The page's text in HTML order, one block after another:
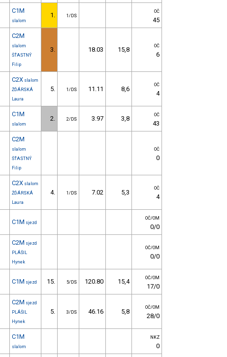
C1M
slalom
1. 1/DS
OČ
45
C2M
slalom
ŠŤASTNÝ
Filip
3. 18.03 15,8 OČ
6
C2X slalom
ŽĎÁRSKÁ
Laura
5. 1/DS 11.11 8,6
OČ
4
C1M
slalom
2. 2/DS 3.97 3,8 OČ
43
C2M
slalom
ŠŤASTNÝ
Filip
OČ
0
C2X slalom
ŽĎÁRSKÁ
Laura
4. 1/DS 7.02 5,3
OČ
4
C1M sjezd
OČ/OM
0/0
C2M sjezd
PLÁŠIL
Hynek
OČ/OM
0/0
C1M sjezd 15. 5/DS 120.80 15,4 OČ/OM
17/0
C2M sjezd
PLÁŠIL
Hynek
5. 3/DS 46.16 5,8
OČ/OM
28/0
C1M
slalom
NKZ
0